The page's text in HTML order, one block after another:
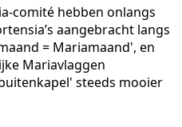
comité hebben onlangs
aangebracht langs
= Mariamaand', en
Mariavlaggen
steeds mooier